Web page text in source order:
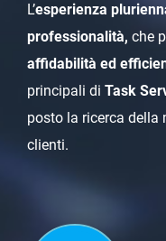
L’esperienza
professionalità, che
affidabilità ed
principali di Task
posto la ricerca della
clienti.